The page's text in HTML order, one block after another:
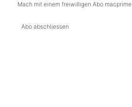
Mach mit einem freiwilligen Abo
Abo abschliessen